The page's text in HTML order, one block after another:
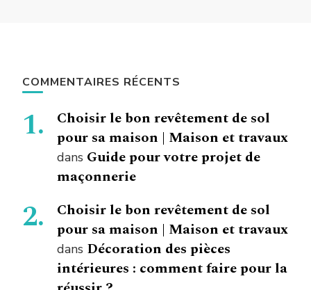
COMMENTAIRES RÉCENTS
Choisir le bon revêtement de sol
pour sa maison | Maison et travaux
dans Guide pour votre projet de
maçonnerie
Choisir le bon revêtement de sol
pour sa maison | Maison et travaux
dans Décoration des pièces
intérieures : comment faire pour la